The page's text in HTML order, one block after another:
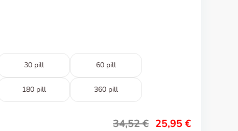
30 pill 60 pill
180 pill 360 pill
34,52€ 25,95€